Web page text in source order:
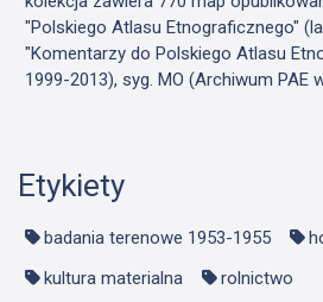
"Polskiego Atlasu Etnograficznego"
"Komentarzy do Polskiego Atlasu
1999-2013), syg. MO (Archiwum PAE
Etykiety
badania terenowe 1953-1955
kultura materialna
rolnictwo